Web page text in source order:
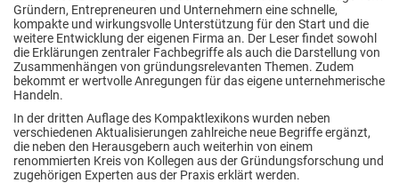
Gründern, Entrepreneuren und Unternehmern eine schnelle,
kompakte und wirkungsvolle Unterstützung für den Start und die
weitere Entwicklung der eigenen Firma an. Der Leser findet sowohl
die Erklärungen zentraler Fachbegriffe als auch die Darstellung von
Zusammenhängen von gründungsrelevanten Themen. Zudem
bekommt er wertvolle Anregungen für das eigene unternehmerische
Handeln.
In der dritten Auflage des Kompaktlexikons wurden neben
verschiedenen Aktualisierungen zahlreiche neue Begriffe ergänzt,
die neben den Herausgebern auch weiterhin von einem
renommierten Kreis von Kollegen aus der Gründungsforschung und
zugehörigen Experten aus der Praxis erklärt werden.